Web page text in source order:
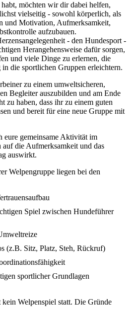
möchten wir dir dabei helfen,
vielseitig - sowohl körperlich, als
und Motivation, Aufmerksamkeit,
aufzubauen.
- den Hundesport -
Herangehensweise dafür sorgen,
und viele Dinge zu erlernen, die
in die sportlichen Gruppen erleichtern.
zu einem umweltsicheren,
Begleiter auszubilden und am Ende
zu haben, dass ihr zu einem guten
und bereit für eine neue Gruppe mit
eure gemeinsame Aktivität im
die Aufmerksamkeit und das
auswirkt.
Welpengruppe liegen bei den
Spiel zwischen Hundeführer
(z.B. Sitz, Platz, Steh, Rückruf)
sportlicher Grundlagen
Welpenspiel statt. Die Gründe